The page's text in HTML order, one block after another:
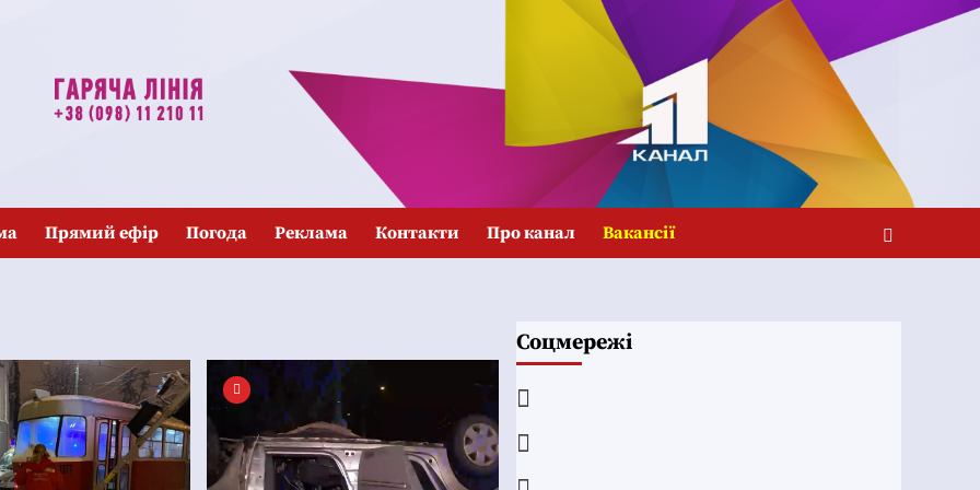
Прямий ефір Погода Реклама Контакти Про канал Вакансії
Соцмережі